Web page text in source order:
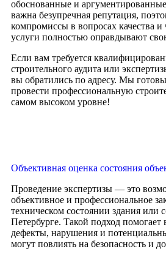
обоснованные и
важна безупречная репутация,
компромиссы в вопросах качества
услуги полностью оправдывают
Если вам требуется
строительного аудита или
вы обратились по адресу. Мы
провести профессиональную
самом высоком уровне!
Объективная оценка состояния
Проведение экспертизы — это
объективное и профессиональное
техническом состоянии здания или
Петербурге. Такой подход
дефекты, нарушения и
могут повлиять на безопасность и